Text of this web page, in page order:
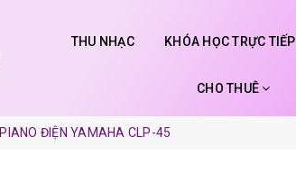
THU NHẠC KHÓA HỌC TRỰC TIẾP
CHO THUÊ
PIANO ĐIỆN YAMAHA CLP-45